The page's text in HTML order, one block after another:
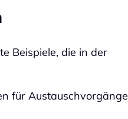
Beispiele, die in der
für Austauschvorgänge